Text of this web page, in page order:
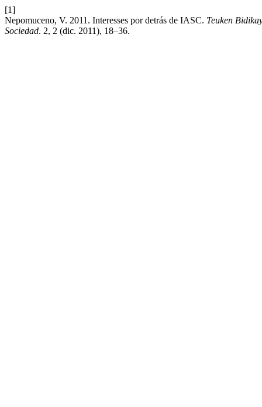
[1]
Nepomuceno, V. 2011. Interesses por detrás de IASC. Teuken
Sociedad. 2, 2 (dic. 2011), 18–36.